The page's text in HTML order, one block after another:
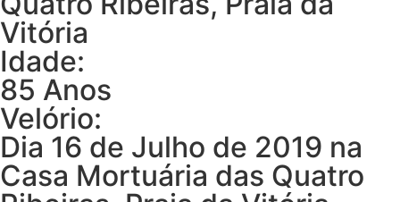
Vitória
Idade:
85 Anos
Velório:
Dia 16 de Julho de 2019 na
Casa Mortuária das Quatro